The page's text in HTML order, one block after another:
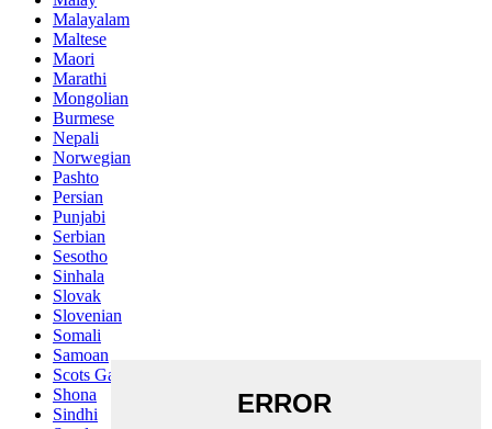
Malayalam
Maltese
Maori
Marathi
Mongolian
Burmese
Nepali
Norwegian
Pashto
Persian
Punjabi
Serbian
Sesotho
Sinhala
Slovak
Slovenian
Somali
Samoan
Scots Gaelic
Shona
Sindhi